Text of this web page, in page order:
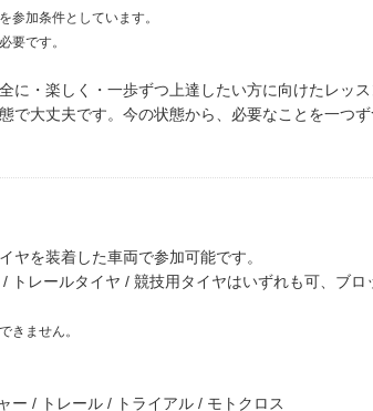
参加条件としています。
要です。
に・楽しく・一歩ずつ上達したい方に向けたレッス
で大丈夫です。今の状態から、必要なことを一つず
ヤを装着した車両で参加可能です。
トレールタイヤ / 競技用タイヤはいずれも可、ブロ
きません。
ー / トレール / トライアル / モトクロス